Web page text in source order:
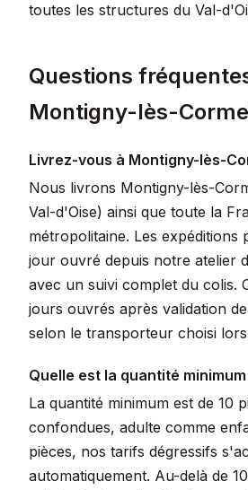
toutes les structures du Val-
Questions
Montigny-lès-
Livrez-vous à Montigny-lès-
Nous livrons Montigny-lès-
Val-d'Oise) ainsi que toute la
métropolitaine. Les expéditions
jour ouvré depuis notre atelier
avec un suivi complet du colis.
jours ouvrés après validation
selon le transporteur choisi
Quelle est la quantité
La quantité minimum est de 10
confondues, adulte comme
pièces, nos tarifs dégressifs
automatiquement. Au-delà de